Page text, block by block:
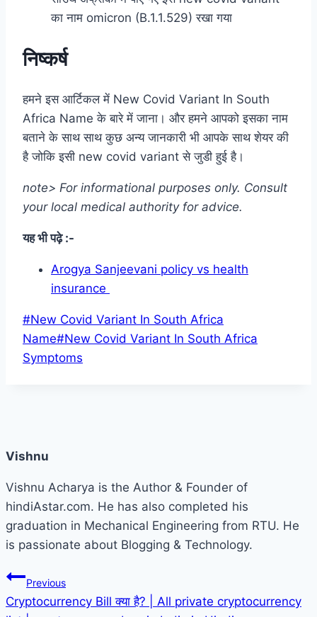
का नाम omicron (B.1.1.529) रखा गया
निष्कर्ष
हमने इस आर्टिकल में New Covid Variant In South
Africa Name के बारे में जाना। और हमने आपको इसका नाम
बताने के साथ साथ कुछ अन्य जानकारी भी आपके साथ शेयर की
है जोकि इसी new covid variant से जुडी हुई है।
note> For informational purposes only. Consult
your local medical authority for advice.
यह भी पढ़े :-
Arogya Sanjeevani policy vs health
insurance
Post
Tags:
#New Covid Variant In South Africa
Name#New Covid Variant In South Africa
Symptoms
Vishnu
Vishnu Acharya is the Author & Founder of
hindiAstar.com. He has also completed his
graduation in Mechanical Engineering from RTU. He
is passionate about Blogging & Technology.
Post
navigation
Previous
Cryptocurrency Bill क्या है? | All private cryptocurrency